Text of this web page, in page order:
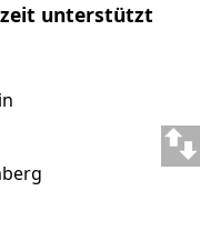
unterstützt